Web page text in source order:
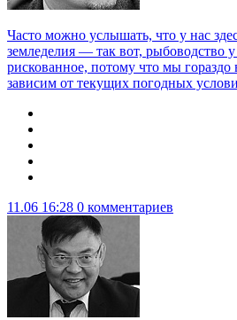
Часто можно услышать, что у нас
земледелия — так вот, рыбоводство
рискованное, потому что мы гораздо
зависим от текущих погодных
11.06 16:28 0 комментариев